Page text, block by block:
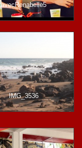
avecRenabelle5
IMG_3536